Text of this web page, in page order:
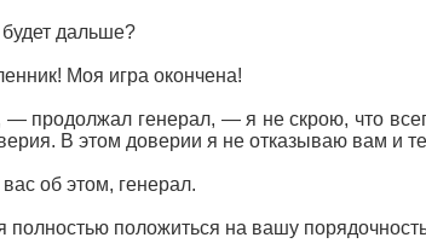
дальше?
Моя игра окончена!
продолжал генерал, — я не скрою, что
В этом доверии я не отказываю вам и
об этом, генерал.
положиться на вашу